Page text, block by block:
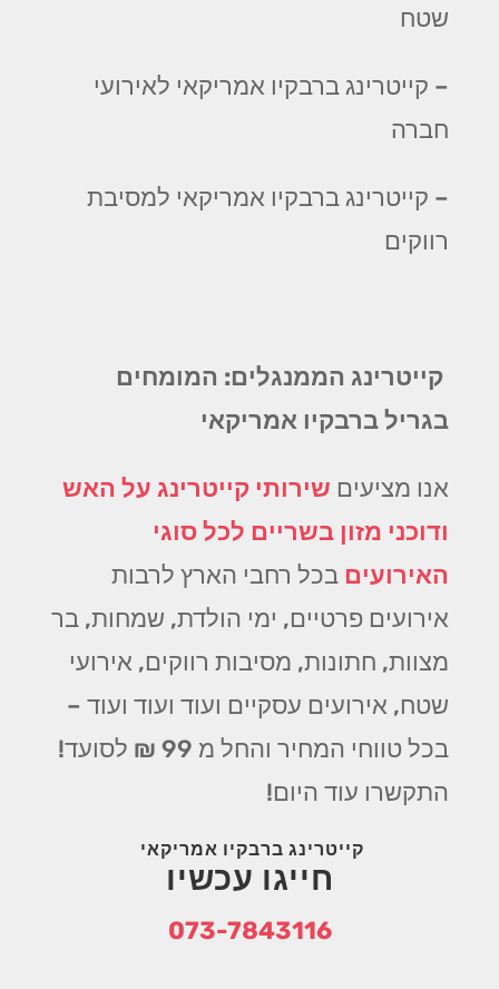
שטח
– קייטרינג ברבקיו אמריקאי לאירועי
חברה
– קייטרינג ברבקיו אמריקאי למסיבת
רווקים
קייטרינג הממנגלים: המומחים
בגריל ברבקיו אמריקאי
אנו מציעים שירותי קייטרינג על האש
ודוכני מזון בשריים לכל סוגי
האירועים בכל רחבי הארץ לרבות
אירועים פרטיים, ימי הולדת, שמחות, בר
מצוות, חתונות, מסיבות רווקים, אירועי
שטח, אירועים עסקיים ועוד ועוד ועוד –
בכל טווחי המחיר והחל מ 99 ₪ לסועד!
התקשרו עוד היום!
קייטרינג ברבקיו אמריקאי
חייגו עכשיו
073-7843116